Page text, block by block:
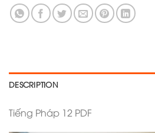
DESCRIPTION
Tiếng Pháp 12 PDF